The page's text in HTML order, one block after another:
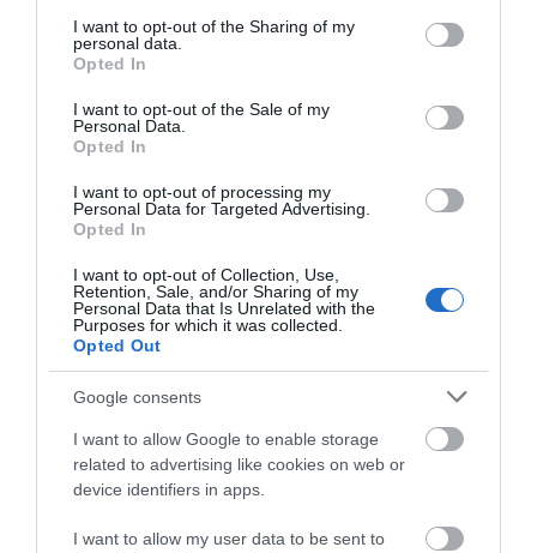
not limited to your visit or usage behaviour. You may click to
grant or deny consent to Google and its third-party tags to
use your data for below specified purposes in below Google
consent section.
I want to opt-out of the Sharing of my
personal data.
Opted In
I want to opt-out of the Sale of my
Personal Data.
Opted In
I want to opt-out of processing my
Personal Data for Targeted Advertising.
Opted In
I want to opt-out of Collection, Use,
Retention, Sale, and/or Sharing of my
Personal Data that Is Unrelated with the
Purposes for which it was collected.
Opted Out
Google consents
I want to allow Google to enable storage
related to advertising like cookies on web or
device identifiers in apps.
I want to allow my user data to be sent to
Γιατί να γίνεις Πρόσκοπος